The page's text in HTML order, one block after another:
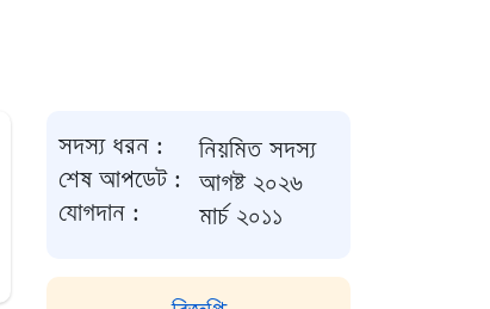
সদস্য ধরন :
নিয়মিত সদস্য
শেষ আপডেট :
আগষ্ট ২০২৬
যোগদান :
মার্চ ২০১১